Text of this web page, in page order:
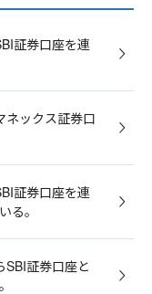
証券口座を連
ネックス証券口
証券口座を連
る。
SBI証券口座と